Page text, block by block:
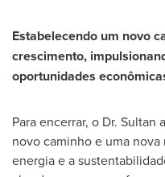
Estabelecendo um novo
crescimento,
oportunidades
Para encerrar, o Dr.
novo caminho e uma
energia e a